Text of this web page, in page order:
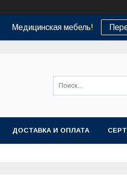
Медицинская мебель!
ДОСТАВКА И ОПЛАТА